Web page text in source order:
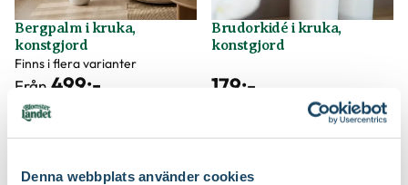
Denna webbplats använder cookies
Bergpalm i kruka,
konstgjord
Finns i flera varianter
Från 499:-
Välj butik
Brudorkidé i kruka,
konstgjord
179:-
Fåtal i lager